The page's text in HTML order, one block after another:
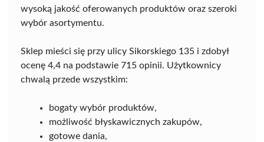
wysoką jakość oferowanych produktów oraz szeroki
wybór asortymentu.
Sklep mieści się przy ulicy Sikorskiego 135 i zdobył
ocenę 4,4 na podstawie 715 opinii. Użytkownicy
chwalą przede wszystkim:
bogaty wybór produktów,
możliwość błyskawicznych zakupów,
gotowe dania,